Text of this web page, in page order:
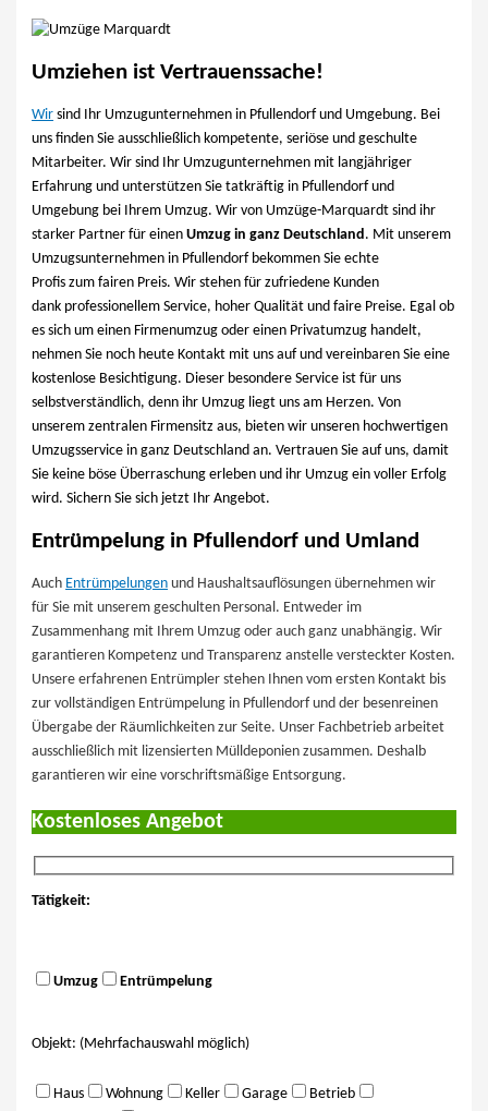
Umziehen ist Vertrauenssache!
Wir sind Ihr Umzugunternehmen in Pfullendorf und Umgebung. Bei
uns finden Sie ausschließlich kompetente, seriöse und geschulte
Mitarbeiter. Wir sind Ihr Umzugunternehmen mit langjähriger
Erfahrung und unterstützen Sie tatkräftig in Pfullendorf und
Umgebung bei Ihrem Umzug. Wir von Umzüge-Marquardt sind ihr
starker Partner für einenUmzug in ganz Deutschland . Mit unserem
Umzugsunternehmen in Pfullendorf bekommen Sie echte
Profis zum fairen Preis. Wir stehen für zufriedene Kunden
dank professionellem Service, hoher Qualität und faire Preise. Egal ob
es sich um einen Firmenumzug oder einen Privatumzug handelt,
nehmen Sie noch heute Kontakt mit uns auf und vereinbaren Sie eine
kostenlose Besichtigung. Dieser besondere Service ist für uns
selbstverständlich, denn ihr Umzug liegt uns am Herzen. Von
unserem zentralen Firmensitz aus, bieten wir unseren hochwertigen
Umzugsservice in ganz Deutschland an. Vertrauen Sie auf uns, damit
Sie keine böse Überraschung erleben und ihr Umzug ein voller Erfolg
wird. Sichern Sie sich jetzt Ihr Angebot.
Entrümpelung in Pfullendorf und Umland
Auch Entrümpelungen und Haushaltsauflösungen übernehmen wir
für Sie mit unserem geschulten Personal. Entweder im
Zusammenhang mit Ihrem Umzug oder auch ganz unabhängig. Wir
garantieren Kompetenz und Transparenz anstelle versteckter Kosten.
Unsere erfahrenen Entrümpler stehen Ihnen vom ersten Kontakt bis
zur vollständigen Entrümpelung in Pfullendorf und der besenreinen
Übergabe der Räumlichkeiten zur Seite. Unser Fachbetrieb arbeitet
ausschließlich mit lizensierten Mülldeponien zusammen. Deshalb
garantieren wir eine vorschriftsmäßige Entsorgung.
Kostenloses Angebot
Tätigkeit:
Umzug Entrümpelung
Objekt: (Mehrfachauswahl möglich)
Haus Wohnung Keller Garage Betrieb